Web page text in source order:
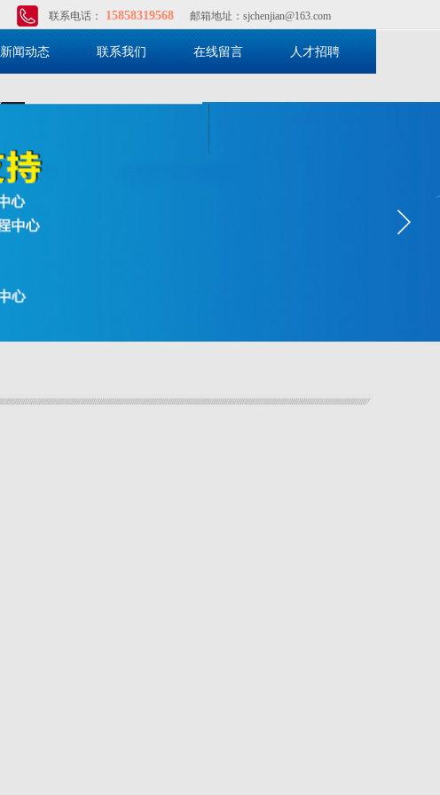
联系电话： 15858319568 邮箱地址：sjchenjian@163.com
新闻动态 联系我们 在线留言 人才招聘